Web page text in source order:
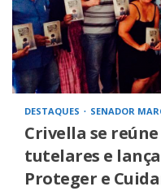
DESTAQUES SENADOR
Crivella se
tutelares e
Proteger e